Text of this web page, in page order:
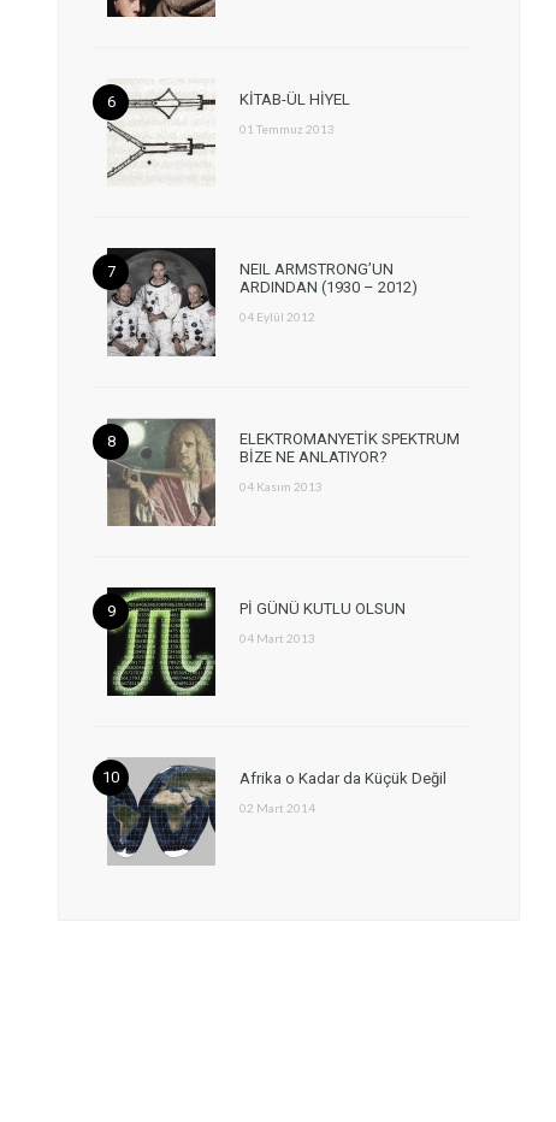
KİTAB-ÜL HİYEL
01 Temmuz 2013
NEIL ARMSTRONG’UN
ARDINDAN (1930 – 2012)
04 Eylül 2012
ELEKTROMANYETİK SPEKTRUM
BİZE NE ANLATIYOR?
04 Kasım 2013
Pİ GÜNÜ KUTLU OLSUN
04 Mart 2013
Afrika o Kadar da Küçük Değil
02 Mart 2014